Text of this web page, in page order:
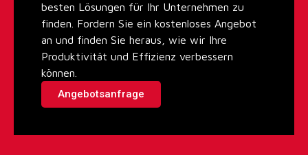
besten Lösungen für Ihr Unternehmen zu
finden. Fordern Sie ein kostenloses Angebot
an und finden Sie heraus, wie wir Ihre
Produktivität und Effizienz verbessern
können.
Angebotsanfrage